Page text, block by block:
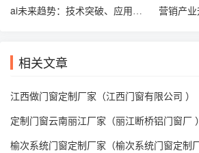
‌ai未来趋势：技术突破、应用拓展与社会影响深化‌
相关文章
江西做门窗定制厂家（江西门窗有限公司 ）
定制门窗云南丽江厂家（丽江断桥铝门窗厂 ）